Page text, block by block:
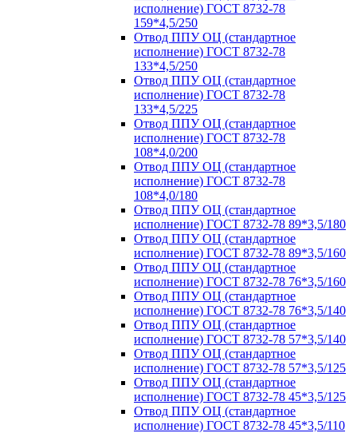
исполнение) ГОСТ 8732-78
159*4,5/250
Отвод ППУ ОЦ (стандартное
исполнение) ГОСТ 8732-78
133*4,5/250
Отвод ППУ ОЦ (стандартное
исполнение) ГОСТ 8732-78
133*4,5/225
Отвод ППУ ОЦ (стандартное
исполнение) ГОСТ 8732-78
108*4,0/200
Отвод ППУ ОЦ (стандартное
исполнение) ГОСТ 8732-78
108*4,0/180
Отвод ППУ ОЦ (стандартное
исполнение) ГОСТ 8732-78 89*3,5/180
Отвод ППУ ОЦ (стандартное
исполнение) ГОСТ 8732-78 89*3,5/160
Отвод ППУ ОЦ (стандартное
исполнение) ГОСТ 8732-78 76*3,5/160
Отвод ППУ ОЦ (стандартное
исполнение) ГОСТ 8732-78 76*3,5/140
Отвод ППУ ОЦ (стандартное
исполнение) ГОСТ 8732-78 57*3,5/140
Отвод ППУ ОЦ (стандартное
исполнение) ГОСТ 8732-78 57*3,5/125
Отвод ППУ ОЦ (стандартное
исполнение) ГОСТ 8732-78 45*3,5/125
Отвод ППУ ОЦ (стандартное
исполнение) ГОСТ 8732-78 45*3,5/110